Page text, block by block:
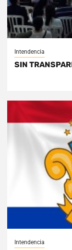
Intendencia
SIN
Intendencia